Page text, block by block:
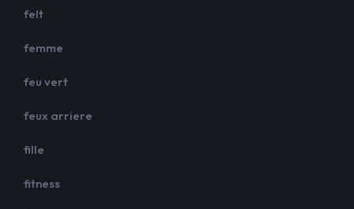
felt
femme
feu vert
feux arriere
fille
fitness